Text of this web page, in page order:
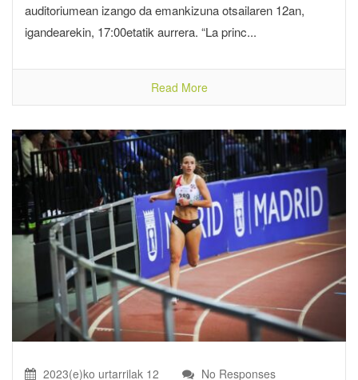
auditoriumean izango da emankizuna otsailaren 12an,
igandearekin, 17:00etatik aurrera. “La princ...
Read More
2023(e)ko urtarrilak 12 No Responses